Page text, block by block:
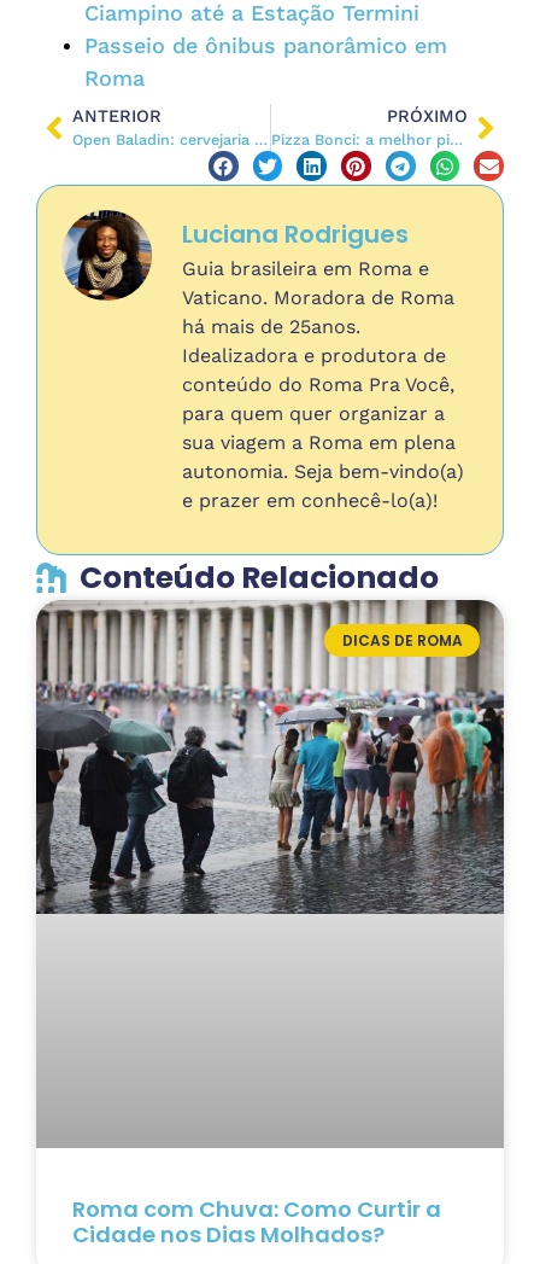
Ciampino até a Estação Termini
Passeio de ônibus panorâmico em
Roma
ANTERIOR
Open Baladin: cervejaria artesanal e hamburgueres deliciosos
PRÓXIMO
Pizza Bonci: a melhor pizza perto dos Museus do Vaticano (e na Estação Termini)
Luciana Rodrigues
Guia brasileira em Roma e
Vaticano. Moradora de Roma
há mais de 25anos.
Idealizadora e produtora de
conteúdo do Roma Pra Você,
para quem quer organizar a
sua viagem a Roma em plena
autonomia. Seja bem-vindo(a)
e prazer em conhecê-lo(a)!
Conteúdo Relacionado
DICAS DE ROMA
Roma com Chuva: Como Curtir a
Cidade nos Dias Molhados?